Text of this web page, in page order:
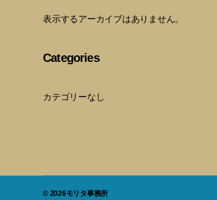
表示するアーカイブはありません。
Categories
カテゴリーなし
© 2026モリタ事務所